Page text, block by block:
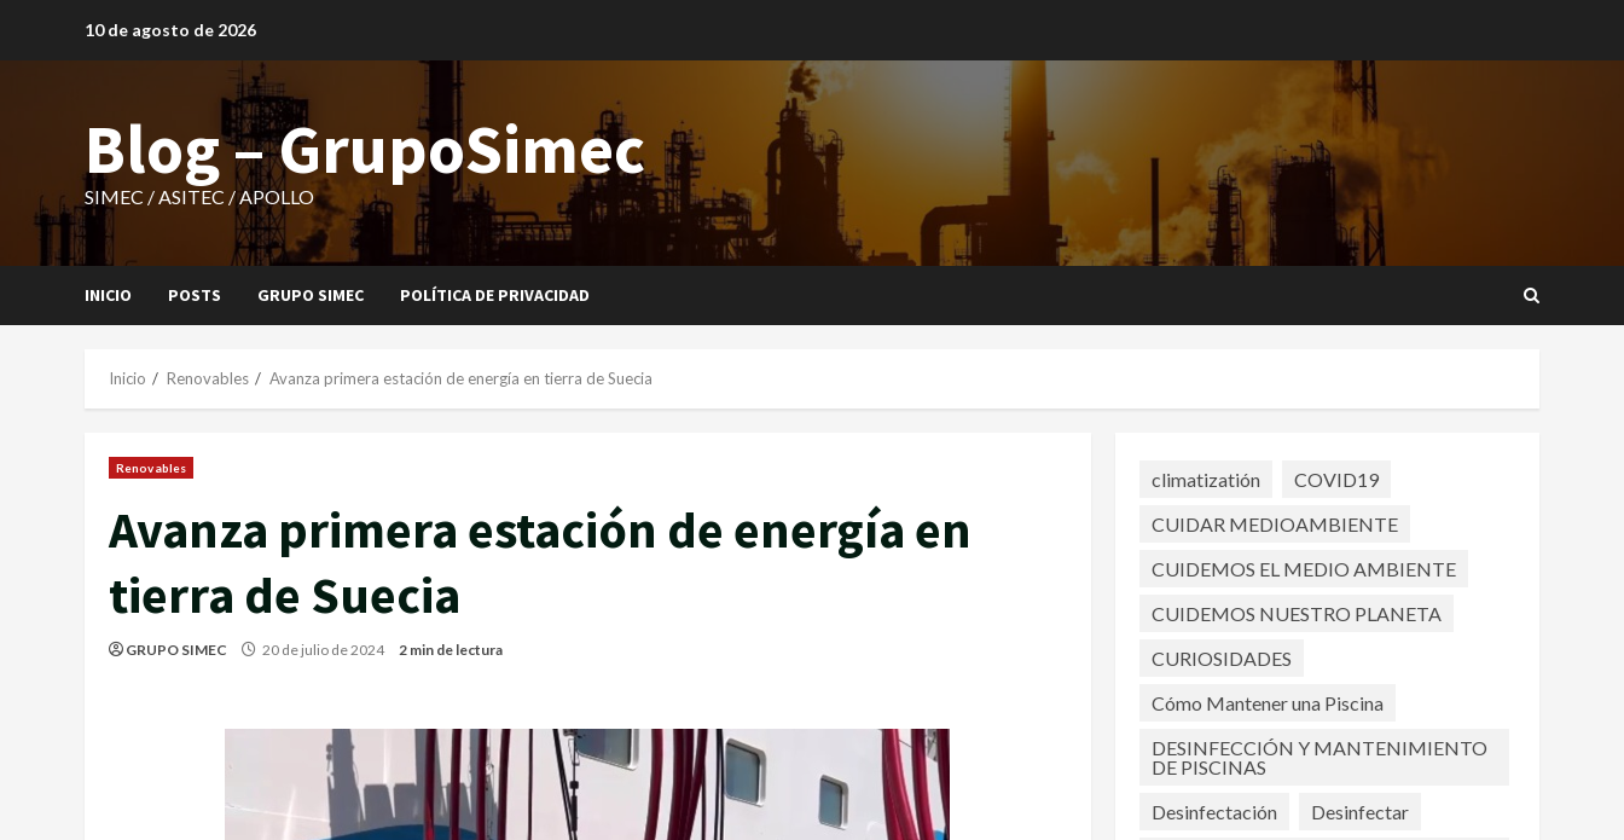
10 de agosto de 2026
Blog – GrupoSimec
SIMEC / ASITEC / APOLLO
INICIO POSTS GRUPO SIMEC POLÍTICA DE PRIVACIDAD
Inicio Renovables Avanza primera estación de energía en tierra de Suecia
Renovables
Avanza primera estación de energía en
tierra de Suecia
GRUPO SIMEC 20 de julio de 2024 2 min de lectura
climatizatión
COVID19
CUIDAR MEDIOAMBIENTE
CUIDEMOS EL MEDIO AMBIENTE
CUIDEMOS NUESTRO PLANETA
CURIOSIDADES
Cómo Mantener una Piscina
DESINFECCIÓN Y MANTENIMIENTO
DE PISCINAS
Desinfectación
Desinfectar